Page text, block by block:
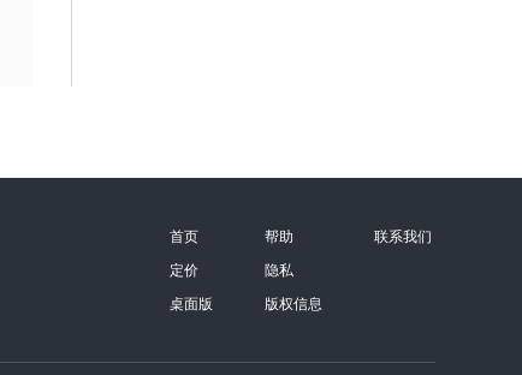
首页
定价
桌面版
帮助
隐私
版权信息
联系我们